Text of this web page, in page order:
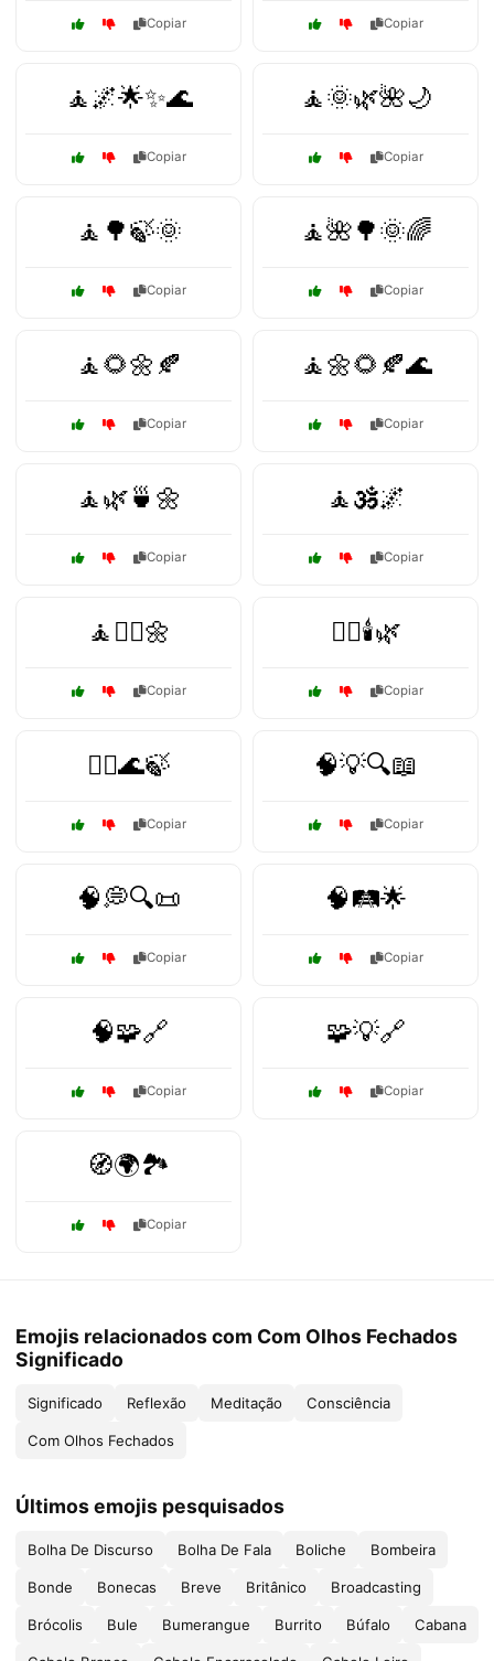
Copiar Copiar
🧘🌌🌟✨🌊
Copiar
🧘🌞🌿🌺🌙
Copiar
🧘🌳🍃🌞
Copiar
🧘🌺🌳🌞🌈
Copiar
🧘🌻🌼🍂
Copiar
🧘🌼🌻🍂🌊
Copiar
🧘🌿🍵🌼
Copiar
🧘🕉️🌌
Copiar
🧘🧘‍♀️🌼
Copiar
🧘‍♀️🕯️🌿
Copiar
🧘‍♂️🌊🍃
Copiar
🧠💡🔍📖
Copiar
🧠💭🔍📜
Copiar
🧠🛤️🌟
Copiar
🧠🧩🔗
Copiar
🧩💡🔗
Copiar
🧭🌍🏞️
Copiar
Emojis relacionados com Com Olhos Fechados
Significado
Significado Reflexão Meditação Consciência
Com Olhos Fechados
Últimos emojis pesquisados
Bolha De Discurso Bolha De Fala Boliche Bombeira
Bonde Bonecas Breve Britânico Broadcasting
Brócolis Bule Bumerangue Burrito Búfalo Cabana